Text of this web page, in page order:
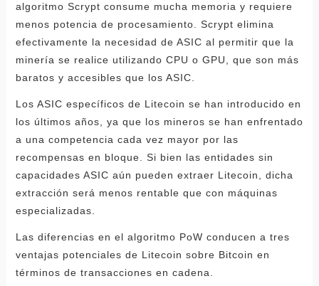
algoritmo Scrypt consume mucha memoria y requiere
menos potencia de procesamiento. Scrypt elimina
efectivamente la necesidad de ASIC al permitir que la
minería se realice utilizando CPU o GPU, que son más
baratos y accesibles que los ASIC.
Los ASIC específicos de Litecoin se han introducido en
los últimos años, ya que los mineros se han enfrentado
a una competencia cada vez mayor por las
recompensas en bloque. Si bien las entidades sin
capacidades ASIC aún pueden extraer Litecoin, dicha
extracción será menos rentable que con máquinas
especializadas.
Las diferencias en el algoritmo PoW conducen a tres
ventajas potenciales de Litecoin sobre Bitcoin en
términos de transacciones en cadena.